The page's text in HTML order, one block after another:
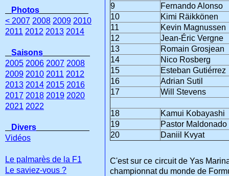
9
Fernando Alonso
10
Kimi Räikkönen
11
Kevin Magnussen
12
Jean-Éric Vergne
13
Romain Grosjean
14
Nico Rosberg
15
Esteban Gutiérrez
16
Adrian Sutil
17
Will Stevens
18
Kamui Kobayashi
19
Pastor Maldonado
20
Daniil Kvyat
C'est sur ce circuit de Yas
championnat du monde de
Photos
< 2007 2008 2009 2010
2011 2012 2013 2014
Saisons
2005 2006 2007 2008
2009 2010 2011 2012
2013 2014 2015 2016
2017 2018 2019 2020
2021 2022
Divers
Vidéos
Le palmarès de la F1
Le saviez-vous ?